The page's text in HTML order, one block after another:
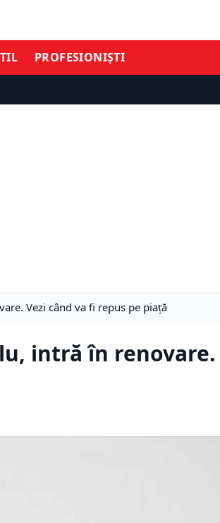
PROFESIONIȘTI
Vezi când va fi repus pe piaţă
intră în renovare.